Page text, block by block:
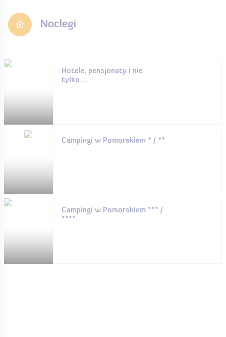
Noclegi
Hotele, pensjonaty i nie
tylko....
Campingi w Pomorskiem * / **
Campingi w Pomorskiem *** /
****